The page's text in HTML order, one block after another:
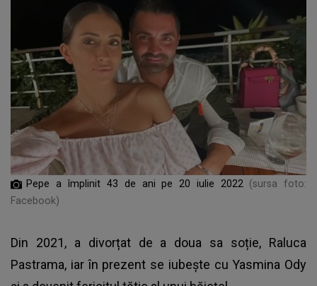
Pepe a împlinit 43 de ani pe 20 iulie 2022 (sursa foto:
Facebook)
Din 2021, a divorțat de a doua sa soție, Raluca
Pastrama, iar în prezent se iubește cu Yasmina Ody